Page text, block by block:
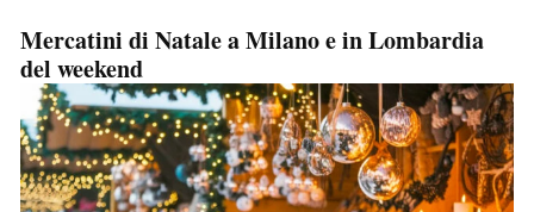
Mercatini di Natale a Milano e in Lombardia
del weekend